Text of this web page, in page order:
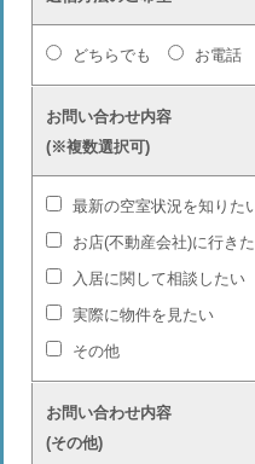
どちらでも お電話
お問い合わせ内容
(※複数選択可)
最新の空室状況を知りた
お店(不動産会社)に行き
入居に関して相談したい
実際に物件を見たい
その他
お問い合わせ内容
(その他)